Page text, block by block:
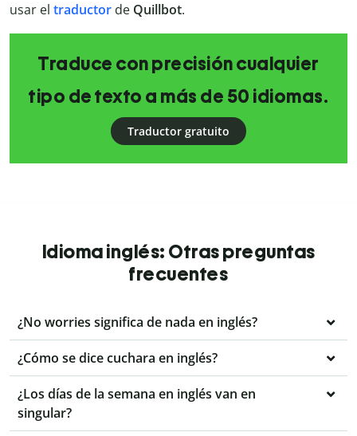
usar el traductor de Quillbot.
Traduce con precisión cualquier
tipo de texto a más de 50 idiomas.
Traductor gratuito
Idioma inglés: Otras preguntas
frecuentes
¿No worries significa de nada en inglés?
¿Cómo se dice cuchara en inglés?
¿Los días de la semana en inglés van en
singular?